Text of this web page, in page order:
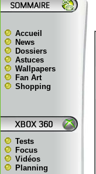
Accueil
News
Dossiers
Astuces
Wallpapers
Fan Art
Shopping
Tests
Focus
Vidéos
Planning